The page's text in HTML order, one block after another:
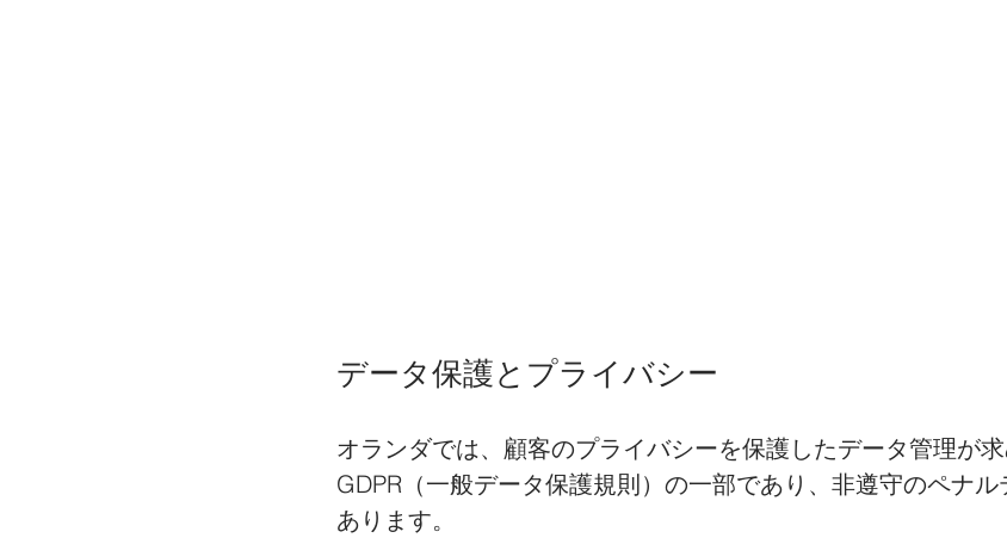
データ保護とプライバシー
オランダでは、顧客のプライバシーを保護したデータ管理が
GDPR（一般データ保護規則）の一部であり、非遵守のペナ
あります。